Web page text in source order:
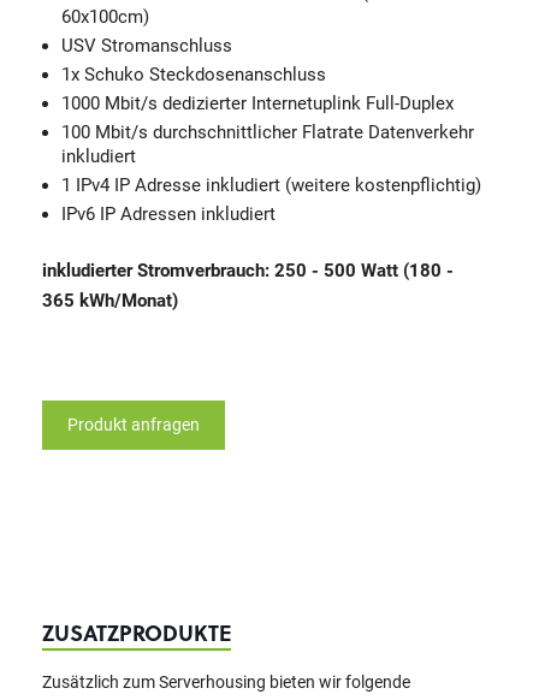
60x100cm)
USV Stromanschluss
1x Schuko Steckdosenanschluss
1000 Mbit/s dedizierter Internetuplink Full-Duplex
100 Mbit/s durchschnittlicher Flatrate Datenverkehr
inkludiert
1 IPv4 IP Adresse inkludiert (weitere kostenpflichtig)
IPv6 IP Adressen inkludiert
inkludierter Stromverbrauch: 250 - 500 Watt (180 -
365 kWh/Monat)
Produkt anfragen
ZUSATZPRODUKTE
Zusätzlich zum Serverhousing bieten wir folgende